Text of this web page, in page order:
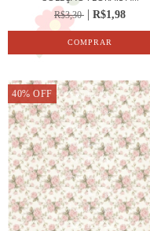
R$3,30 R$1,98
40% OFF